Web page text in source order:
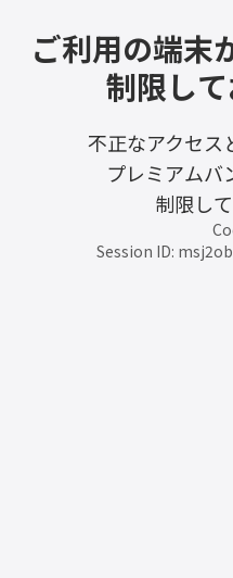
ご利用の端末
制限して
不正なアクセス
プレミアムバ
制限し
Session ID: